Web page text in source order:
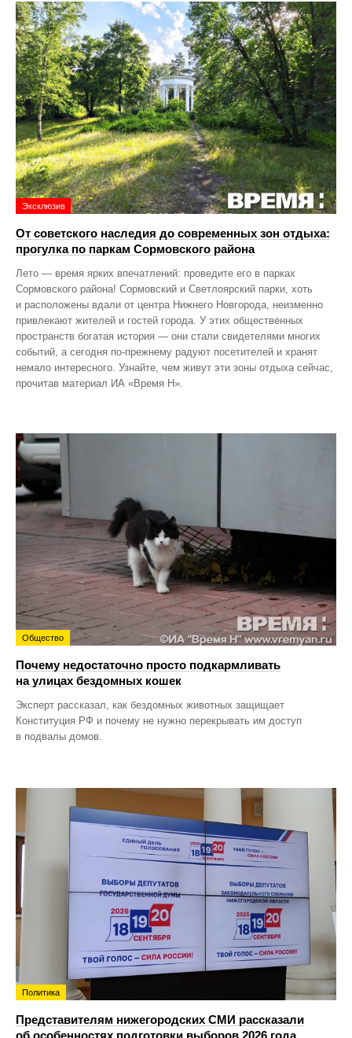
Эксклюзив
От советского наследия до современных зон отдыха:
прогулка по паркам Сормовского района
Лето — время ярких впечатлений: проведите его в парках
Сормовского района! Сормовский и Светлоярский парки, хоть
и расположены вдали от центра Нижнего Новгорода, неизменно
привлекают жителей и гостей города. У этих общественных
пространств богатая история — они стали свидетелями многих
событий, а сегодня по‑прежнему радуют посетителей и хранят
немало интересного. Узнайте, чем живут эти зоны отдыха сейчас,
прочитав материал ИА «Время Н».
Общество
Почему недостаточно просто подкармливать
на улицах бездомных кошек
Эксперт рассказал, как бездомных животных защищает
Конституция РФ и почему не нужно перекрывать им доступ
в подвалы домов.
Политика
Представителям нижегородских СМИ рассказали
об особенностях подготовки выборов 2026 года